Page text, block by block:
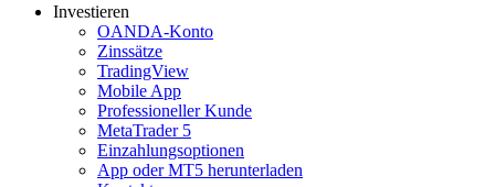
Investieren
OANDA-Konto
Zinssätze
TradingView
Mobile App
Professioneller Kunde
MetaTrader 5
Einzahlungsoptionen
App oder MT5 herunterladen